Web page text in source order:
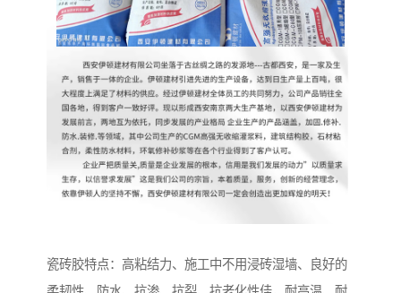
瓷砖胶特点：高粘结力、施工中不用浸砖湿墙、良好的